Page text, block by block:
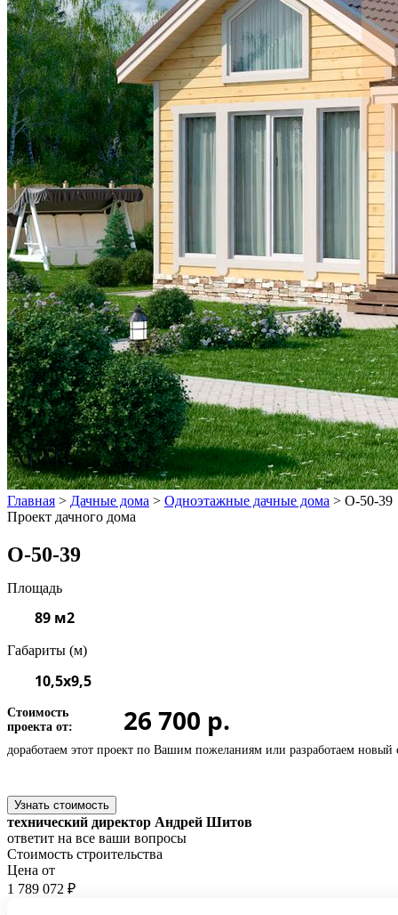
Главная > Дачные дома > Одноэтажные дачные дома > О-50-39
Проект дачного дома
О-50-39
Площадь
89 м2
Габариты (м)
10,5x9,5
Стоимость
проекта от:
26 700 р.
доработаем этот проект по Вашим пожеланиям или разработаем новый
Узнать стоимость
технический директор Андрей Шитов
ответит на все ваши вопросы
Стоимость строительства
Цена от
1 789 072 ₽